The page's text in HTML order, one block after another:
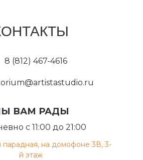
парадная, на домофоне 3В, 3-
й этаж
с 11:00 до 21:00
ВАМ РАДЫ
8 (812) 467-4616